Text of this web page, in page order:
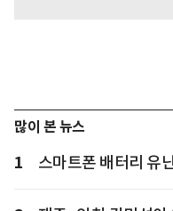
많이 본 뉴스
1 스마트폰 배터리 유